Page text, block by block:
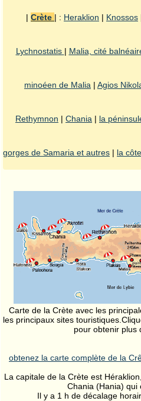
| Crète | : Heraklion | Knossos
Lychnostatis | Malia, cité
minoéen de Malia | Agios
Rethymnon | Chania | la
gorges de Samaria et autres | la
Carte de la Crète avec les
les principaux sites
pour obtenir plus
obtenez la carte complète de la
La capitale de la Crète est
Chania (Hania) qui
Il y a 1 h de décalage